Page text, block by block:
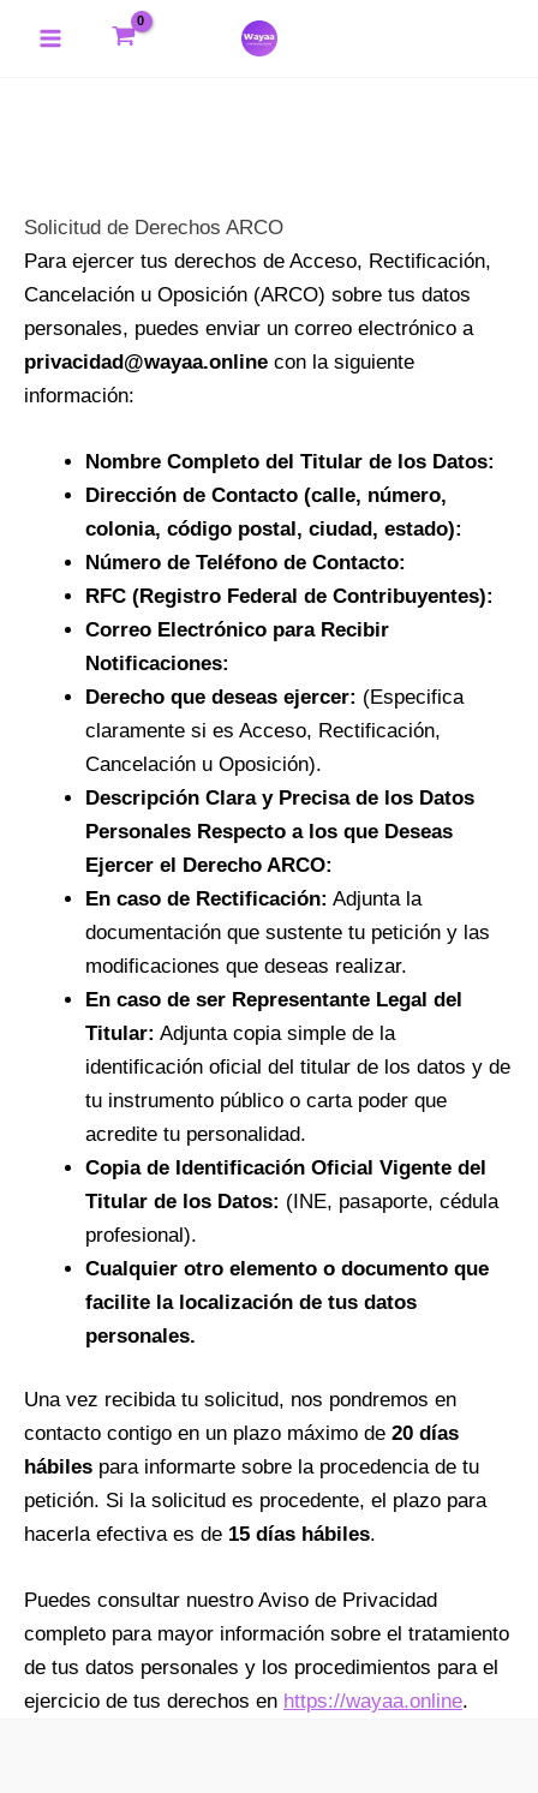
Main
Solicitud de Derechos ARCO
Para ejercer tus derechos de Acceso, Rectificación,
Cancelación u Oposición (ARCO) sobre tus datos
personales, puedes enviar un correo electrónico a
privacidad@wayaa.online con la siguiente
información:
Nombre Completo del Titular de los Datos:
Dirección de Contacto (calle, número,
colonia, código postal, ciudad, estado):
Número de Teléfono de Contacto:
RFC (Registro Federal de Contribuyentes):
Correo Electrónico para Recibir
Notificaciones:
Derecho que deseas ejercer: (Especifica
claramente si es Acceso, Rectificación,
Cancelación u Oposición).
Descripción Clara y Precisa de los Datos
Personales Respecto a los que Deseas
Ejercer el Derecho ARCO:
En caso de Rectificación: Adjunta la
documentación que sustente tu petición y las
modificaciones que deseas realizar.
En caso de ser Representante Legal del
Titular: Adjunta copia simple de la
identificación oficial del titular de los datos y de
tu instrumento público o carta poder que
acredite tu personalidad.
Copia de Identificación Oficial Vigente del
Titular de los Datos: (INE, pasaporte, cédula
profesional).
Cualquier otro elemento o documento que
facilite la localización de tus datos
personales.
Una vez recibida tu solicitud, nos pondremos en
contacto contigo en un plazo máximo de 20 días
hábiles para informarte sobre la procedencia de tu
petición. Si la solicitud es procedente, el plazo para
hacerla efectiva es de 15 días hábiles.
Puedes consultar nuestro Aviso de Privacidad
completo para mayor información sobre el tratamiento
de tus datos personales y los procedimientos para el
ejercicio de tus derechos en https://wayaa.online.